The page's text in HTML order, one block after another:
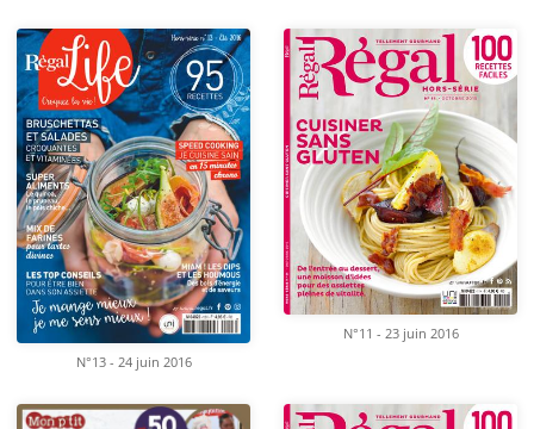
N°13 - 24 juin 2016
N°11 - 23 juin 2016